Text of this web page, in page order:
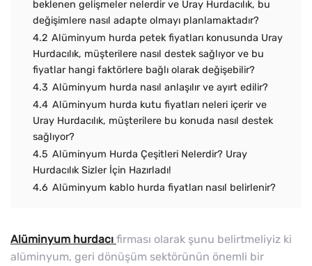
beklenen gelişmeler nelerdir ve Uray Hurdacılık, bu
değişimlere nasıl adapte olmayı planlamaktadır?
4.2 Alüminyum hurda petek fiyatları konusunda Uray
Hurdacılık, müşterilere nasıl destek sağlıyor ve bu
fiyatlar hangi faktörlere bağlı olarak değişebilir?
4.3 Alüminyum hurda nasıl anlaşılır ve ayırt edilir?
4.4 Alüminyum hurda kutu fiyatları neleri içerir ve
Uray Hurdacılık, müşterilere bu konuda nasıl destek
sağlıyor?
4.5 Alüminyum Hurda Çeşitleri Nelerdir? Uray
Hurdacılık Sizler İçin Hazırladı!
4.6 Alüminyum kablo hurda fiyatları nasıl belirlenir?
Alüminyum hurdacı firması olarak şunu belirtmeliyiz ki
alüminyum, geri dönüşüm sektörünün önemli bir